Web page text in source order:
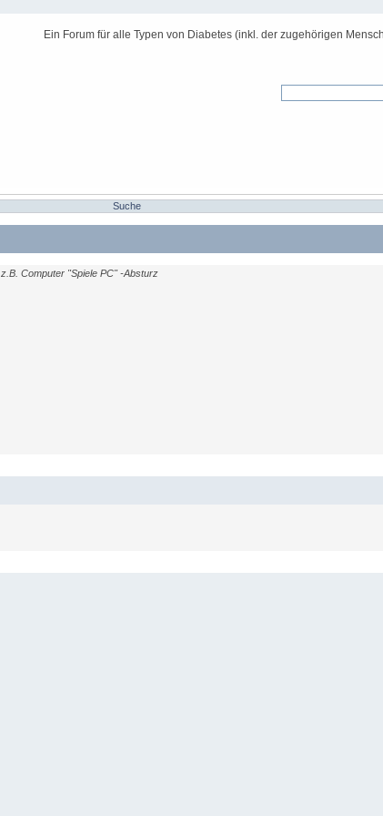
Ein Forum für alle Typen von Diabetes (inkl. der zugehörigen
Suche
z.B. Computer "Spiele PC" -Absturz